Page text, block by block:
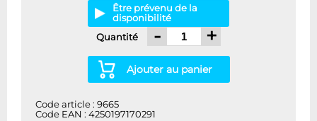
Être prévenu de la
disponibilité
Quantité
- +
Ajouter au panier
Code article : 9665
Code EAN : 4250197170291